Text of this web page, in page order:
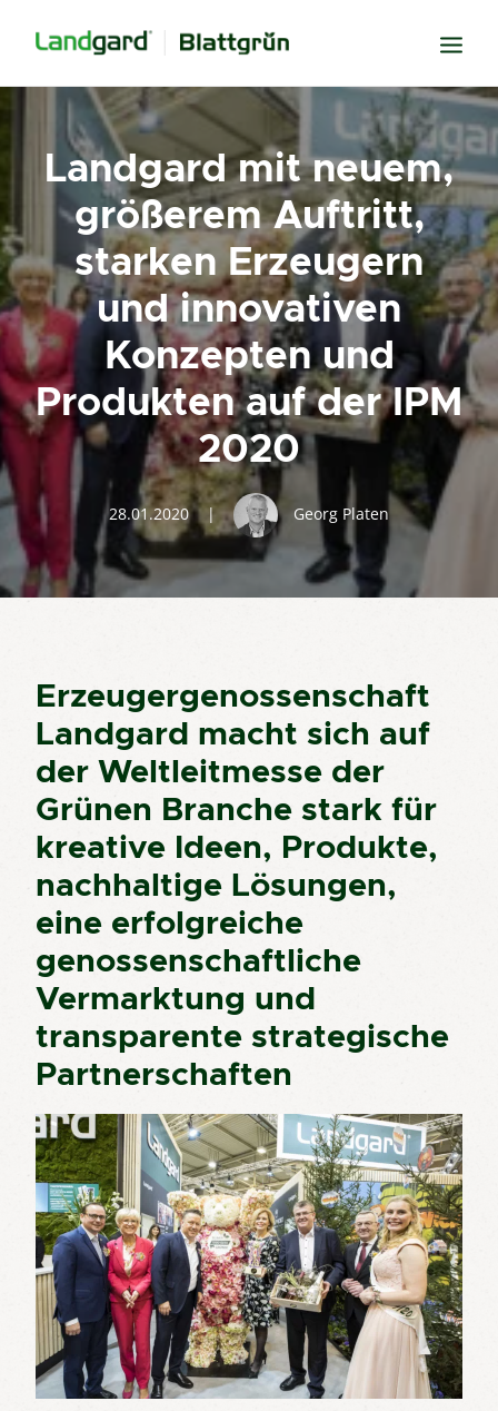
Neugier
Inspiration
Verbundenheit
Transparenz
Freude
Erfolg
Miteinander
Wissen
Suche
Landgard mit neuem,
größerem Auftritt,
starken Erzeugern
und innovativen
Konzepten und
Produkten auf der IPM
2020
28.01.2020 | Georg Platen
Erzeugergenossenschaft
Landgard macht sich auf
der Weltleitmesse der
Grünen Branche stark für
kreative Ideen, Produkte,
nachhaltige Lösungen,
eine erfolgreiche
genossenschaftliche
Vermarktung und
transparente strategische
Partnerschaften